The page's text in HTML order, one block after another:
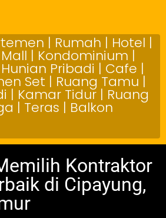
| Rumah | Hotel |
| Kondominium |
Pribadi | Cafe |
Set | Ruang Tamu |
| Kamar Tidur | Ruang
| Teras | Balkon
Kontraktor
di Cipayung,